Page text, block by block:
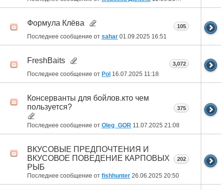
Формула Клёва
Последнее сообщение от sahar 01.09.2025 16:51
105
FreshBaits
Последнее сообщение от Pol 16.07.2025 11:18
3,072
Консерванты для бойлов.кто чем
пользуется?
Последнее сообщение от Oleg_GOR 11.07.2025 21:08
375
ВКУСОВЫЕ ПРЕДПОЧТЕНИЯ И
ВКУСОВОЕ ПОВЕДЕНИЕ КАРПОВЫХ
РЫБ
Последнее сообщение от fishhunter 26.06.2025 20:50
202